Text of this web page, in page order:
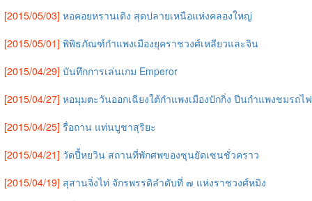
[2015/05/03] หอคอยหรานเติง สุดปลายเหนือแห่งคลองใหญ่
[2015/05/01] พิพิธภัณฑ์กำแพงเมืองยุคราชวงศ์เหลียวและจิน
[2015/04/29] บันทึกการเล่นเกม Emperor
[2015/04/27] หอมุมตะวันออกเฉียงใต้กำแพงเมืองปักกิ่ง ปีนกำแพงชมรถไฟ
[2015/04/25] รื่อถาน แท่นบูชาสุริยะ
[2015/04/21] วัดปี้หยวิน สถานที่พักศพของซุนยัดเซนชั่วคราว
[2015/04/19] สุสานจิ่งไท่ จักรพรรดิลำดับที่ ๗ แห่งราชวงศ์หมิง